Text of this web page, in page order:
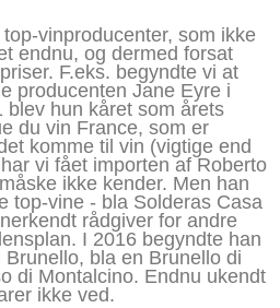
top-vinproducenter, som ikke
endnu, og dermed forsat
F.eks. begyndte vi at
producenten Jane Eyre i
blev hun kåret som årets
du vin France, som er
komme til vin (vigtige end
vi fået importen af Roberto
ikke kender. Men han
top-vine - bla Solderas Casa
rådgiver for andre
I 2016 begyndte han
bla en Brunello di
di Montalcino. Endnu ukendt
ikke ved.